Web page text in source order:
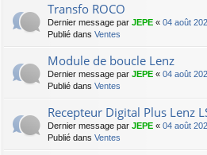
Transfo ROCO
Dernier message par JEPE « 04 août
Publié dans Ventes
Module de boucle Lenz
Dernier message par JEPE « 04 août
Publié dans Ventes
Recepteur Digital Plus Lenz
Dernier message par JEPE « 04 août
Publié dans Ventes